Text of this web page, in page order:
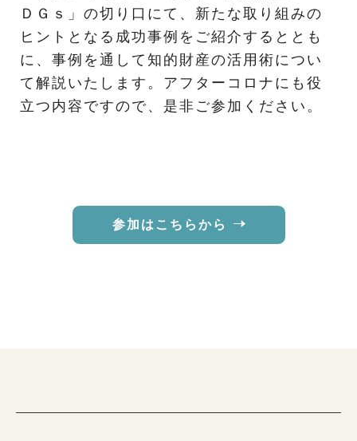
ＤＧｓ」の切り口にて、新たな取り組みの
ヒントとなる成功事例をご紹介するととも
に、事例を通して知的財産の活用術につい
て解説いたします。アフターコロナにも役
立つ内容ですので、是非ご参加ください。
参加はこちらから